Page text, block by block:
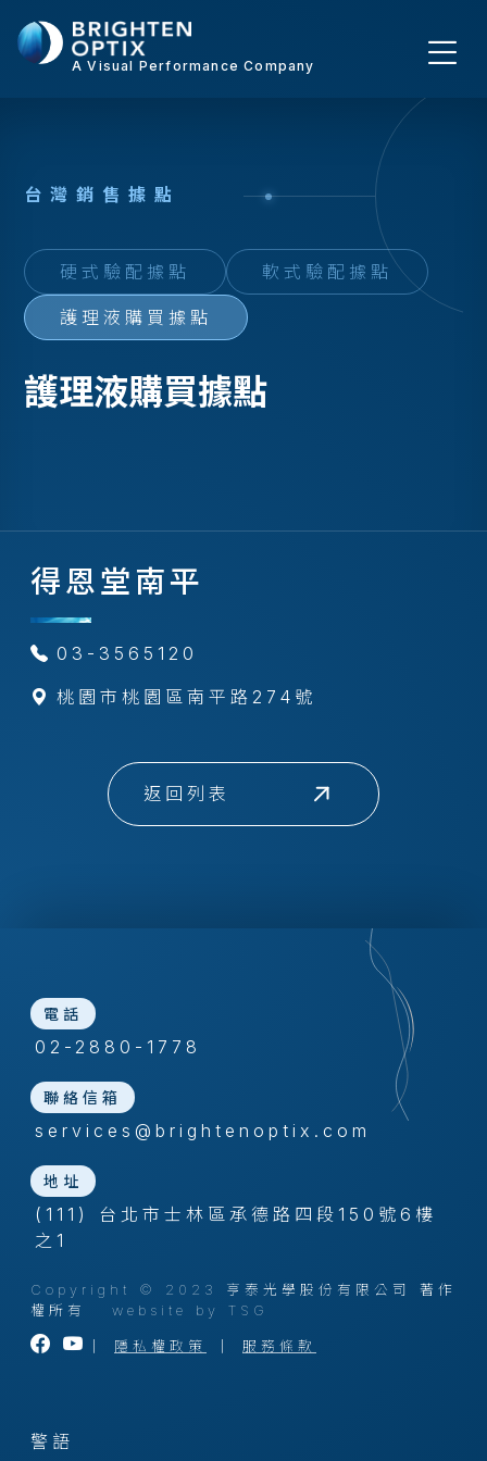
A Visual Performance Company
台灣銷 售據點
硬式驗配據點 軟式驗配據點
護理液購買據點
護理液購買據點
得恩堂南平
03-3565120
桃園市桃園區南平路274號
返回列表
電話
02-2880-1778
聯絡信箱
services@brightenoptix.com
地址
(111) 台北市士林區承德路四段150號6樓
之1
Copyright © 2023 亨泰光學股份有限公司 著作
權所有 website by TSG
隱私權政策 服務條款
警語